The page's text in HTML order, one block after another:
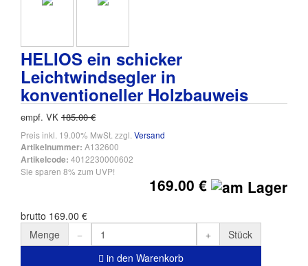
HELIOS ein schicker
Leichtwindsegler in
konventioneller Holzbauweis
empf. VK 185.00 €
Preis inkl. 19.00% MwSt. zzgl. Versand
Artikelnummer: A132600
Artikelcode: 4012230000602
Sie sparen 8% zum UVP!
169.00 €
brutto 169.00 €
Menge
Stück
in den Warenkorb